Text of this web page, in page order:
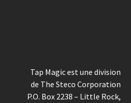
Tap Magic est une division
de The Steco Corporation
P.O. Box 2238 – Little Rock,